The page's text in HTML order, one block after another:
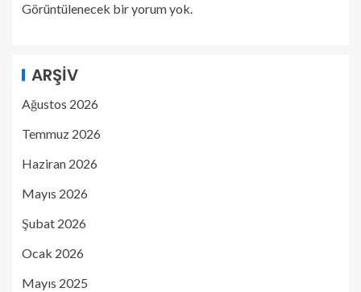
Görüntülenecek bir yorum yok.
ARŞIV
Ağustos 2026
Temmuz 2026
Haziran 2026
Mayıs 2026
Şubat 2026
Ocak 2026
Mayıs 2025